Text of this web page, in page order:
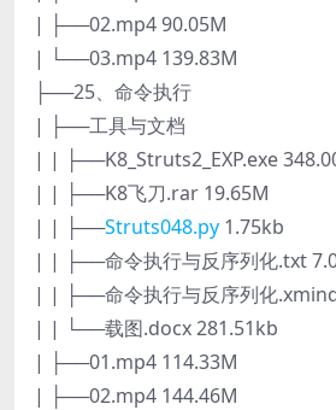
| ├──02.mp4 90.05M
| └──03.mp4 139.83M
├──25、命令执行
| ├──工具与文档
| | ├──K8_Struts2_EXP.exe
| | ├──K8飞刀.rar 19.65M
| | ├──Struts048.py 1.75kb
| | ├──命令执行与反序列化.txt
| | ├──命令执行与反序列化
| | └──载图.docx 281.51kb
| ├──01.mp4 114.33M
| ├──02.mp4 144.46M